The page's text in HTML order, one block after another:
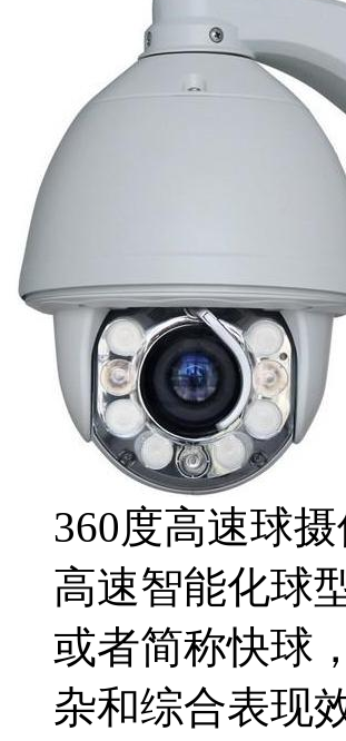
360度高速球
高速智能化球
或者简称快球
杂和综合表现